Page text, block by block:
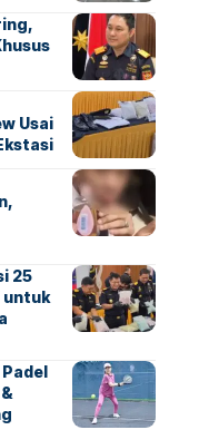
Usai
25
untuk